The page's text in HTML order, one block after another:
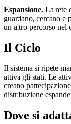
Espansione. La rete
guardano, cercano e
un altro percorso nel
Il Ciclo
Il sistema si ripete
attiva gli stati. Le
creano
distribuzione
Dove si